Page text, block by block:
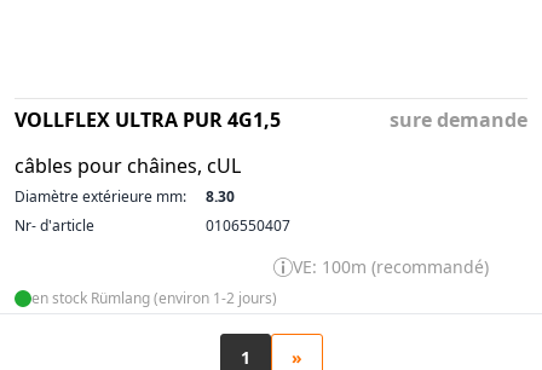
VOLLFLEX ULTRA PUR 4G1,5
câbles pour châines, cUL
sure demande
Diamètre extérieure mm:
8.30
Nr- d'article
0106550407
VE: 100m (recommandé)
en stock Rümlang (environ 1-2 jours)
1 »